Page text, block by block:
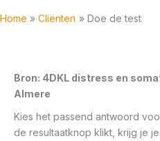
Home Cliënten Doe de test
Bron: 4DKL distress en
Almere
Kies het passend antwoord
de resultaatknop klikt, krijg je